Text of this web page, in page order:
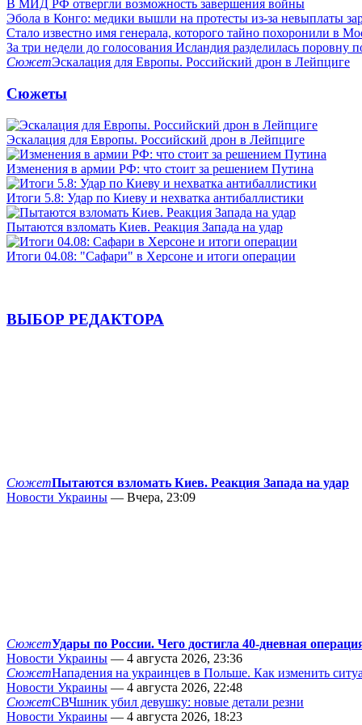
В МИД РФ отвергли возможность завершения войны
Эбола в Конго: медики вышли на протесты из-за невыплаты
Стало известно имя генерала, которого тайно похоронили в
За три недели до голосования Исландия разделилась поровну
СюжетЭскалация для Европы. Российский дрон в Лейпциге
Сюжеты
Эскалация для Европы. Российский дрон в Лейпциге
Изменения в армии РФ: что стоит за решением Путина
Итоги 5.8: Удар по Киеву и нехватка антибаллистики
Пытаются взломать Киев. Реакция Запада на удар
Итоги 04.08: "Сафари" в Херсоне и итоги операции
ВЫБОР РЕДАКТОРА
СюжетПытаются взломать Киев. Реакция Запада на удар
Новости Украины — Вчера, 23:09
СюжетУдары по России. Чего достигла 40-дневная
Новости Украины — 4 августа 2026, 23:36
СюжетНападения на украинцев в Польше. Как изменить
Новости Украины — 4 августа 2026, 22:48
СюжетСВЧшник убил девушку: новые детали резни
Новости Украины — 4 августа 2026, 18:23